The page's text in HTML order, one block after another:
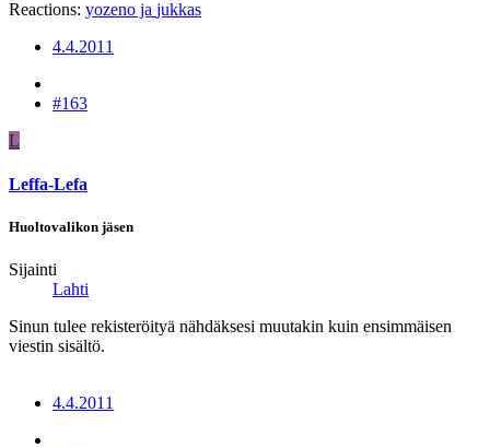
Reactions: yozeno ja jukkas
4.4.2011
#163
L
Leffa-Lefa
Huoltovalikon jäsen
Sijainti
Lahti
Sinun tulee rekisteröityä nähdäksesi muutakin kuin ensimmäisen
viestin sisältö.
4.4.2011